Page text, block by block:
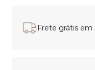
Frete grátis em